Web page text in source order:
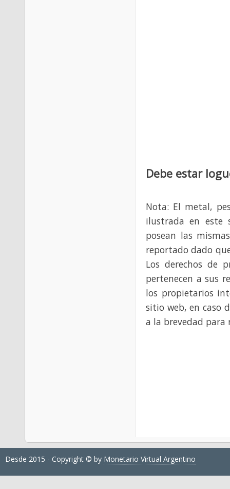
Debe estar
Nota: El metal,
ilustrada en este
posean las
reportado dado
Los derechos de
pertenecen a sus
los propietarios
sitio web, en caso
a la brevedad para
Desde 2015 - Copyright © by Monetario Virtual Argentino